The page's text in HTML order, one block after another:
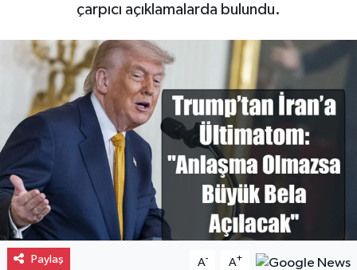
çarpıcı açıklamalarda bulundu.
Paylaş A- A+
Magazin
Gayrimenkul
Spor
Eğitim